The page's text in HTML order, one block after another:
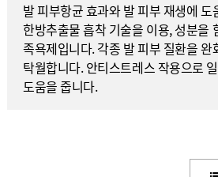
발 피부항균 효과와 발 피부 재생에 도
한방추출물 흡착 기술을 이용, 성분을
족욕제입니다. 각종 발 피부 질환을 완
탁월합니다. 안티스트레스 작용으로
도움을 줍니다.